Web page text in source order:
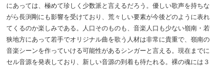
にあっては、極めて珍しく少数派と言えるだろう。優しい歌声を持ちな
がら長渕剛にも影響を受けており、荒々しい要素が今後どのように表れ
てくるのか楽しみである。人口そのものも、音楽人口も少ない嶺南・若
狭地方にあって若手でオリジナル曲を歌う人材は非常に貴重で、嶺南の
音楽シーンを作っていける可能性があるシンガーと言える。現在までに
セル音源を発表しており、新しい音源の到着も待たれる。裸の魂には３